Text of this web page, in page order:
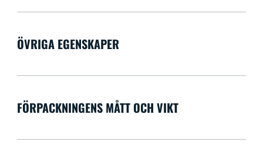
ÖVRIGA EGENSKAPER
FÖRPACKNINGENS MÅTT OCH VIKT